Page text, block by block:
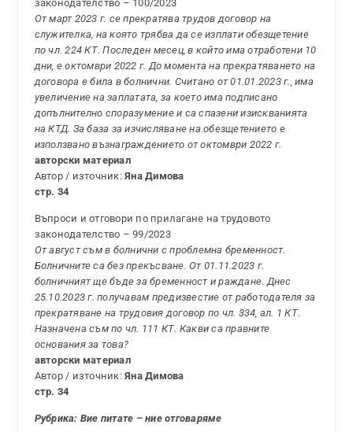
законодателство – 100/2023
От март 2023 г. се прекратява трудов договор на
служителка, на която трябва да се изплати обез­щетение
по чл. 224 КТ. Последен месец, в който има отработени 10
дни, е октомври 2022 г. До момента на прекратяването на
договора е била в болнични. Считано от 01.01.2023 г., има
увеличение на заплатата, за което има подписано
допълнително споразумение и са спазени изискванията
на КТД. За база за изчисляване на обез­щетението е
използвано възнаграждението от октомври 2022 г.
авторски материал
Автор / източник:Яна Димова
стр. 34
Въпроси и отговори по прилагане на трудовото
законодателство – 99/2023
От август съм в болнични с проблемна бременност.
Болничните са без прекъсване. От 01.11.2023 г.
болничният ще бъде за бременност и раждане. Днес
25.10.2023 г. получавам предизвестие от работодателя за
прекратяване на трудовия договор по чл. 334, ал. 1 КТ.
Назначена съм по чл. 111 КТ. Какви са правните
основания за това?
авторски материал
Автор / източник:Яна Димова
стр. 34
Рубрика: Вие питате – ние отговаряме